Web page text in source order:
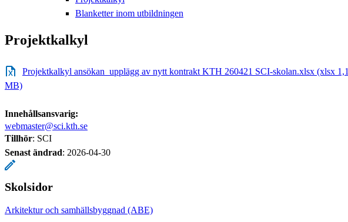
Blanketter inom utbildningen
Projektkalkyl
Projektkalkyl ansökan_upplägg av nytt kontrakt KTH 260421 SCI-skolan.xlsx (xlsx 1,1
MB)
Innehållsansvarig:
webmaster@sci.kth.se
Tillhör: SCI
Senast ändrad: 2026-04-30
Skolsidor
Arkitektur och samhällsbyggnad (ABE)